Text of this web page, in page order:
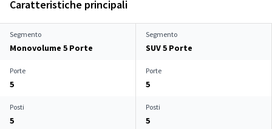
Caratteristiche principali
Segmento
Monovolume 5 Porte
Segmento
SUV 5 Porte
Porte
5
Porte
5
Posti
5
Posti
5